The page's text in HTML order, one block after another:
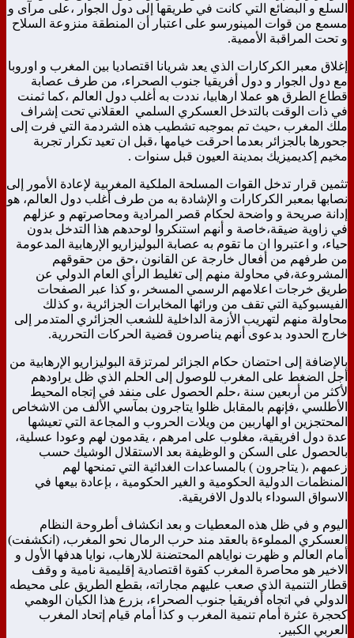
السلع و البضائع التي كانت في طريقها إلى دول الجوار ،على مرآى و
مسمع من قوات المينورسو على اعتبار أن المنطقة منزوعة السلاح
و تحت المراقبة الأممية.
إغلاق معبر الكركارات الذي يعد شريانا اقتصاديا بين المغرب و اوروبا
مع دول الجوار و دول أفريقيا جنوب الصحراء، من طرف عصابة
قطاع الطرق هو عملا ارهابيا، نددت به أغلب دول العالم ،كما ثمنت
في ذات الوقت بالتدخل العسكري السلمي العقلاني تحت إشراف
ملك المغرب ،حيث تم بموجبه تشطيب هذه الشردمة التي فرت إلى
جحورها بالجزائر بعدما احرقت خيامها ،قبل ان تعيد تكرار تجربة
مخيم إكديميزيك بمدينة العيون قبل سنوات .
تثمين قرار تدخل القوات المسلحة الملكية المغربية لإعادة الأمور إلى
نصابها بمعبر الكركارات و الإشادة به من طرف أغلب دول العالم، هو
إدانة صريحة و واضحة لحكام قصر المرادية ومحاصرتهم و عزلهم
في زاوية ضيقة،خاصة و أنهم استنكروا لوحدهم هذا التدخل بدون
حياء، و اعتبروا ان ما تقوم به عصابة البوليزاريو الإرهابية المدعومة
من طرفهم من أفعال خارجة عن القانون ،حق من حقوقهم
المشروعة،في محاولة منهم إلى تغليط الرأي العام الدولي عن
طريق خرجات اعلامهم الرسمي المسخر ،و كذا عبر الصفحات
الفيسبوكية التي تقف من ورائها المخابرات الجزائرية ،و كذلك
محاولة منهم لتهريب الأزمة الداخلية للشعب الجزائري المتدمر إلى
خارج الحدود بدعوى أنهم يناصرون قضية الحركات التحررية.
بالإضافة إلى احتضان حكام الجزائر لمرتزقة البوليزاريو الإرهابية من
أجل الضغط على المغرب للوصول إلى الحلم الذي ظل يراودهم
لأكثر من أربعين سنة ،حلم الحصول على منفد في إتجاه المحيط
الأطلسي ،فإنهم بالمقابل ظلوا يتاجرون بمآسي الألف من الاشخاص
المحتجزين او الهاربين من ويلات الحروب و المجاعة التي تعيشها
عدة دول افريقية، مغلوب على امرهم ، يقدمون لهم وعودا عسلية،
بالحصول على السكن و الوظيفة بعد الاستقلال الوشيك حسب
زعمهم ،( يتاجرون ) بالمساعدات الغدائية التي تمنحها لهم
المنظمات الدولية الحكومية و الغير الحكومية ، بإعادة بيعها في
الاسواق السوداء بالدول الافريقية.
اليوم و في ظل هذه المعطيات و بعد انكشاف أطروحة النظام
العسكري المملوءة بالعقد مند حرب الرمال نحو المغرب، (انكشفت)
أمام العالم و ظهرت نواياهم المحتضنة للارهاب، نوايا هدفها الأول و
الاخير هو محاصرة المغرب كقوة اقتصادية إقليمية نامية و وقف
قطار التنمية الذي صعب عليهم مجاراته، بقطع الطريق على محيطه
الدولي في اتجاه أفريقيا جنوب الصحراء، بزرع هذا الكيان الوهمي
كحجرة عثرة أمام تنمية المغرب و كذا أمام قيام إتحاد المغرب
العربي الكبير.